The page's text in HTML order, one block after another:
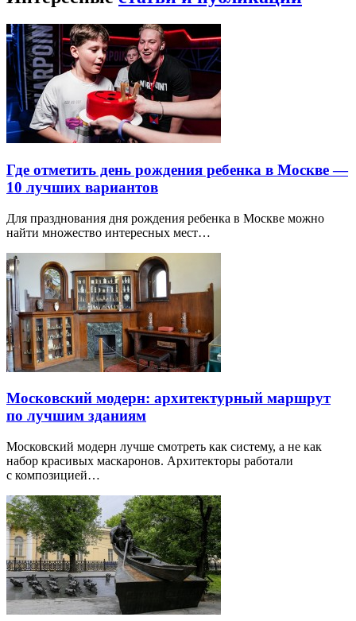
Где отметить день рождения ребенка в Москве —
10 лучших вариантов
Для празднования дня рождения ребенка в Москве можно
найти множество интересных мест…
Московский модерн: архитектурный маршрут
по лучшим зданиям
Московский модерн лучше смотреть как систему, а не как
набор красивых маскаронов. Архитекторы работали
с композицией…